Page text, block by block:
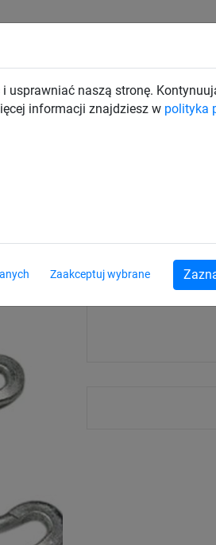
usprawniać naszą stronę.
informacji znajdziesz w polityka
Zaakceptuj wybrane
SIATKI